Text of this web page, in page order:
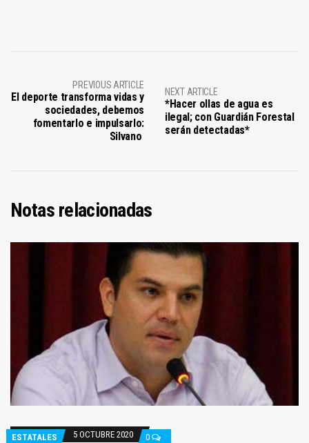
PREVIOUS ARTICLE
El deporte transforma vidas y
sociedades, debemos
fomentarlo e impulsarlo:
Silvano
NEXT ARTICLE
*Hacer ollas de agua es
ilegal; con Guardián Forestal
serán detectadas*
Notas relacionadas
ESTATALES 5 OCTUBRE 2020 0